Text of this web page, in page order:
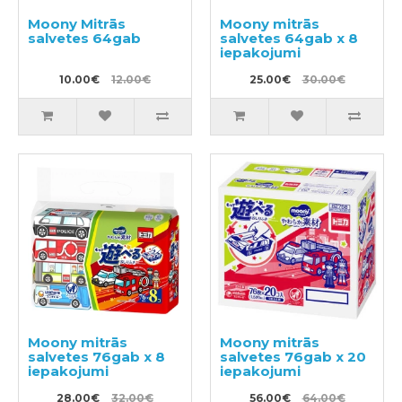
Moony Mitrās
salvetes 64gab
10.00€ 12.00€
Moony mitrās
salvetes 64gab x 8
iepakojumi
25.00€ 30.00€
Moony mitrās
salvetes 76gab x 8
iepakojumi
28.00€ 32.00€
Moony mitrās
salvetes 76gab x 20
iepakojumi
56.00€ 64.00€